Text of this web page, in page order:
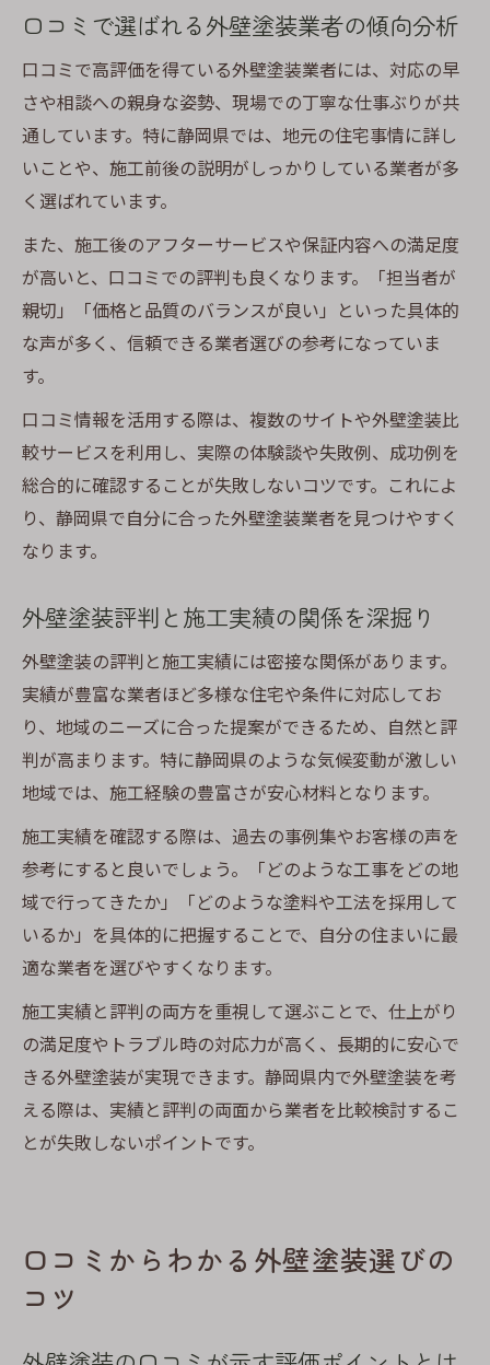
口コミで選ばれる外壁塗装業者の傾向分析
口コミで高評価を得ている外壁塗装業者には、対応の早
さや相談への親身な姿勢、現場での丁寧な仕事ぶりが共
通しています。特に静岡県では、地元の住宅事情に詳し
いことや、施工前後の説明がしっかりしている業者が多
く選ばれています。
また、施工後のアフターサービスや保証内容への満足度
が高いと、口コミでの評判も良くなります。「担当者が
親切」「価格と品質のバランスが良い」といった具体的
な声が多く、信頼できる業者選びの参考になっていま
す。
口コミ情報を活用する際は、複数のサイトや外壁塗装比
較サービスを利用し、実際の体験談や失敗例、成功例を
総合的に確認することが失敗しないコツです。これによ
り、静岡県で自分に合った外壁塗装業者を見つけやすく
なります。
外壁塗装評判と施工実績の関係を深掘り
外壁塗装の評判と施工実績には密接な関係があります。
実績が豊富な業者ほど多様な住宅や条件に対応してお
り、地域のニーズに合った提案ができるため、自然と評
判が高まります。特に静岡県のような気候変動が激しい
地域では、施工経験の豊富さが安心材料となります。
施工実績を確認する際は、過去の事例集やお客様の声を
参考にすると良いでしょう。「どのような工事をどの地
域で行ってきたか」「どのような塗料や工法を採用して
いるか」を具体的に把握することで、自分の住まいに最
適な業者を選びやすくなります。
施工実績と評判の両方を重視して選ぶことで、仕上がり
の満足度やトラブル時の対応力が高く、長期的に安心で
きる外壁塗装が実現できます。静岡県内で外壁塗装を考
える際は、実績と評判の両面から業者を比較検討するこ
とが失敗しないポイントです。
口コミからわかる外壁塗装選びの
コツ